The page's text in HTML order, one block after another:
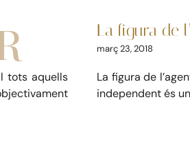
tots aquells
La figura de
març 23, 2018
La figura de
independent és